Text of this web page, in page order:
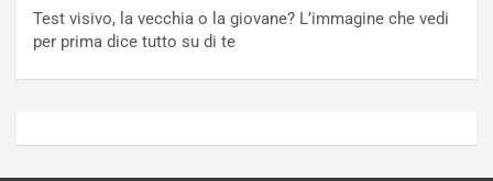
Test visivo, la vecchia o la giovane? L’immagine che vedi
per prima dice tutto su di te